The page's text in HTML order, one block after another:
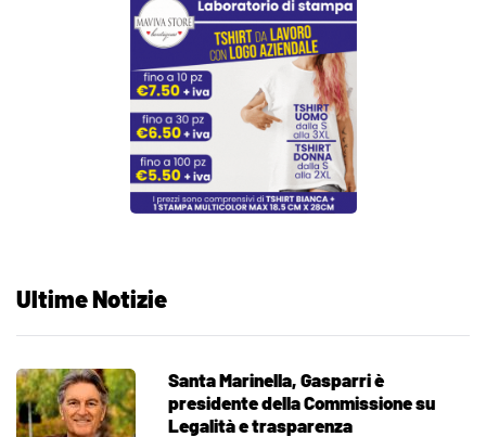
Ultime Notizie
Santa Marinella, Gasparri è
presidente della Commissione su
Legalità e trasparenza